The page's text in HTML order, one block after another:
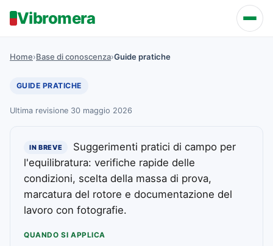
Vibromera
Home›Base di conoscenza›Guide pratiche
GUIDE PRATICHE
Ultima revisione 30 maggio 2026
IN BREVE
Suggerimenti pratici di campo per
l'equilibratura: verifiche rapide delle
condizioni, scelta della massa di prova,
marcatura del rotore e documentazione del
lavoro con fotografie.
QUANDO SI APPLICA